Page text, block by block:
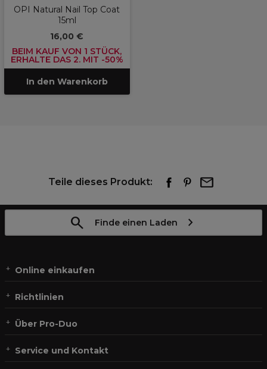
OPI Natural Nail Top Coat
15ml
16,00 €
BEIM KAUF VON 1 STÜCK,
ERHALTE DAS 2. MIT -50%
In den Warenkorb
Teile dieses Produkt:
Finde einen Laden
Online einkaufen
Richtlinien
Über Pro-Duo
Service und Kontakt